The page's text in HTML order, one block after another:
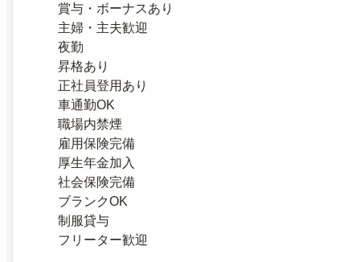
賞与・ボーナスあり
主婦・主夫歓迎
夜勤
昇格あり
正社員登用あり
車通勤OK
職場内禁煙
雇用保険完備
厚生年金加入
社会保険完備
ブランクOK
制服貸与
フリーター歓迎